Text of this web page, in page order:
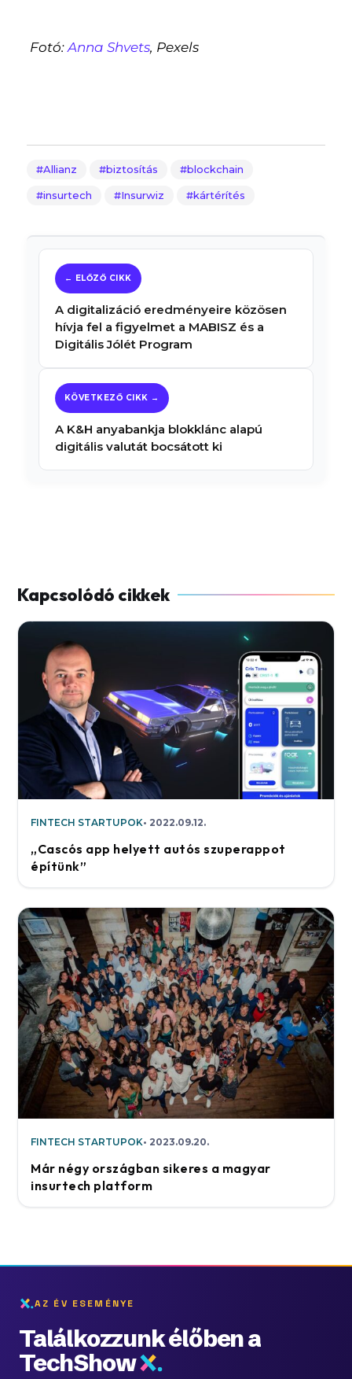
Fotó:Anna Shvets, Pexels
Allianz biztosítás blockchain
insurtech Insurwiz kártérítés
A digitalizáció eredményeire közösen
hívja fel a figyelmet a MABISZ és a
Digitális Jólét Program
A K&H anyabankja blokklánc alapú
digitális valutát bocsátott ki
FINTECH STARTUPOK 2022.09.12.
„Cascós app helyett autós szuperappot
építünk”
FINTECH STARTUPOK 2023.09.20.
Már négy országban sikeres a magyar
insurtech platform
AZ ÉV ESEMÉNYE
Találkozzunk élőben a
TechShow